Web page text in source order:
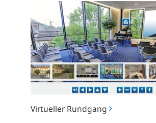
Virtueller Rundgang
Virtueller
Rundgang